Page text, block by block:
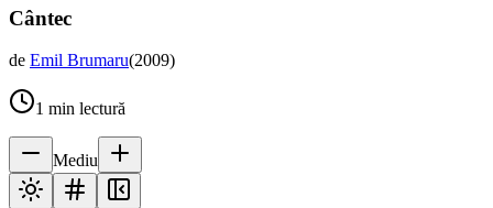
Cântec
de Emil Brumaru(2009)
1 min lectură
Mediu